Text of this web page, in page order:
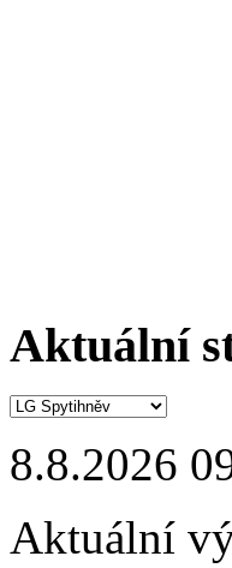
Aktuální
8.8.2026
Aktuální